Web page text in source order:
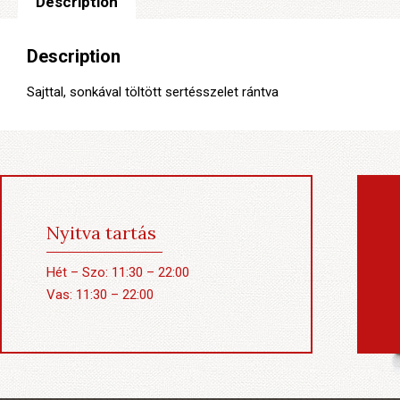
Description
Sajttal, sonkával töltött sertésszelet rántva
Nyitva tartás
Hét – Szo: 11:30 – 22:00
Vas: 11:30 – 22:00